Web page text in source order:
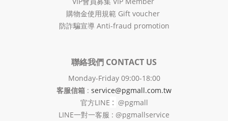
購物金使用規範 Gift voucher
防詐騙宣導 Anti-fraud promotion
聯絡我們 CONTACT US
Monday-Friday 09:00-18:00
客服信箱 : service@pgmall.com.tw
官方LINE : @pgmall
LINE一對一客服 : @pgmallservice